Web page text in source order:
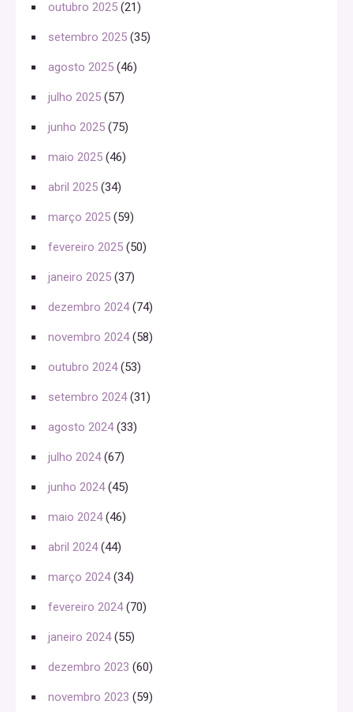
outubro 2025 (21)
setembro 2025 (35)
agosto 2025 (46)
julho 2025 (57)
junho 2025 (75)
maio 2025 (46)
abril 2025 (34)
março 2025 (59)
fevereiro 2025 (50)
janeiro 2025 (37)
dezembro 2024(74)
novembro 2024(58)
outubro 2024(53)
setembro 2024(31)
agosto 2024(33)
julho 2024(67)
junho 2024(45)
maio 2024(46)
abril 2024(44)
março 2024(34)
fevereiro 2024(70)
janeiro 2024(55)
dezembro 2023 (60)
novembro 2023 (59)